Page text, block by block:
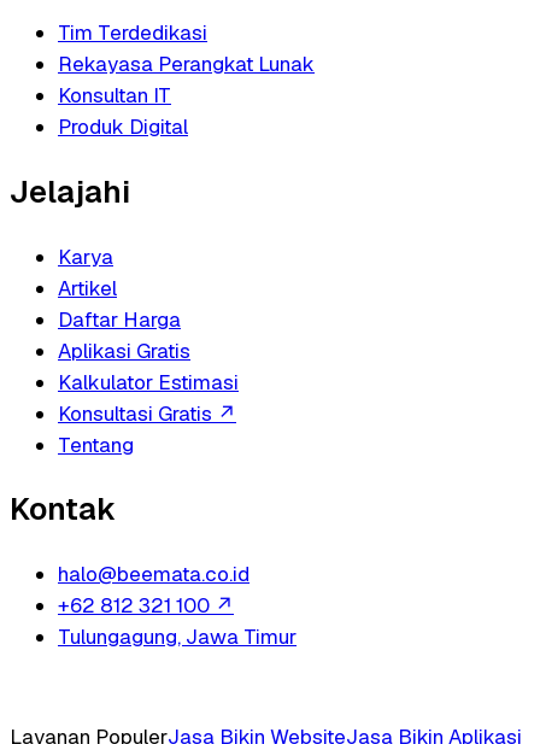
Tim Terdedikasi
Rekayasa Perangkat Lunak
Konsultan IT
Produk Digital
Jelajahi
Karya
Artikel
Daftar Harga
Aplikasi Gratis
Kalkulator Estimasi
Konsultasi Gratis ↗
Tentang
Kontak
halo@beemata.co.id
+62 812 321 100 ↗
Tulungagung, Jawa Timur
Layanan PopulerJasa Bikin WebsiteJasa Bikin Aplikasi